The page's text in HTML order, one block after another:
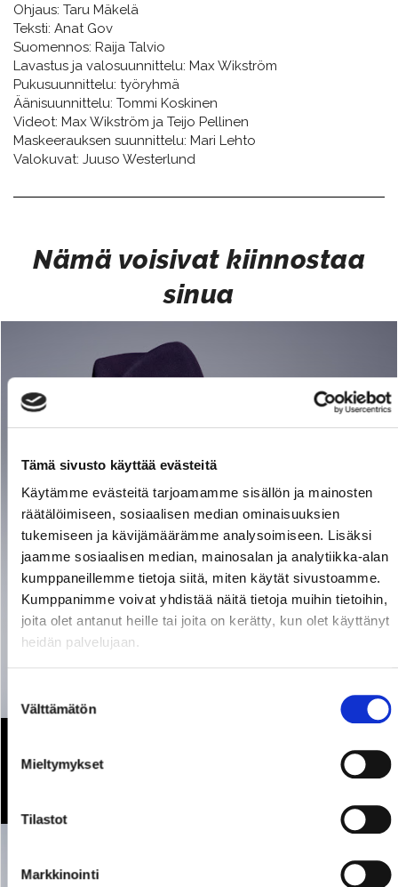
Tämä sivusto käyttää evästeitä
Käytämme evästeitä tarjoamamme sisällön ja mainosten
räätälöimiseen, sosiaalisen median ominaisuuksien
tukemiseen ja kävijämäärämme analysoimiseen. Lisäksi
jaamme sosiaalisen median, mainosalan ja analytiikka-alan
kumppaneillemme tietoja siitä, miten käytät sivustoamme.
Kumppanimme voivat yhdistää näitä tietoja muihin tietoihin,
joita olet antanut heille tai joita on kerätty, kun olet käyttänyt
heidän palvelujaan.
valinta
Välttämätön
Mieltymykset
Tilastot
Markkinointi
Ohjaus: Taru Mäkelä
Teksti: Anat Gov
Suomennos: Raija Talvio
Lavastus ja valosuunnittelu: Max Wikström
Pukusuunnittelu: työryhmä
Äänisuunnittelu: Tommi Koskinen
Videot: Max Wikström ja Teijo Pellinen
Maskeerauksen suunnittelu: Mari Lehto
​​​​​​​Valokuvat: Juuso Westerlund
Nämä voisivat kiinnostaa
sinua
Jorma U! - vaan ei joku muu!
16:00